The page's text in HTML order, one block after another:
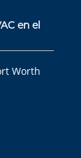
en el
Worth